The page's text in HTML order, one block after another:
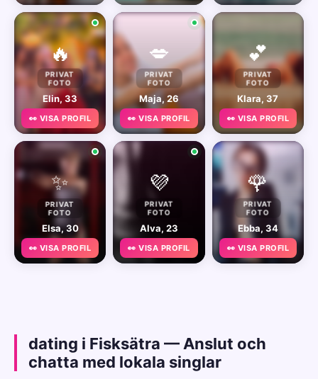
🔥
PRIVAT
FOTO
Elin, 33
👀 VISA PROFIL
💋
PRIVAT
FOTO
Maja, 26
👀 VISA PROFIL
💕
PRIVAT
FOTO
Klara, 37
👀 VISA PROFIL
✨
PRIVAT
FOTO
Elsa, 30
👀 VISA PROFIL
💜
PRIVAT
FOTO
Alva, 23
👀 VISA PROFIL
🌹
PRIVAT
FOTO
Ebba, 34
👀 VISA PROFIL
dating i Fisksätra — Anslut och
chatta med lokala singlar